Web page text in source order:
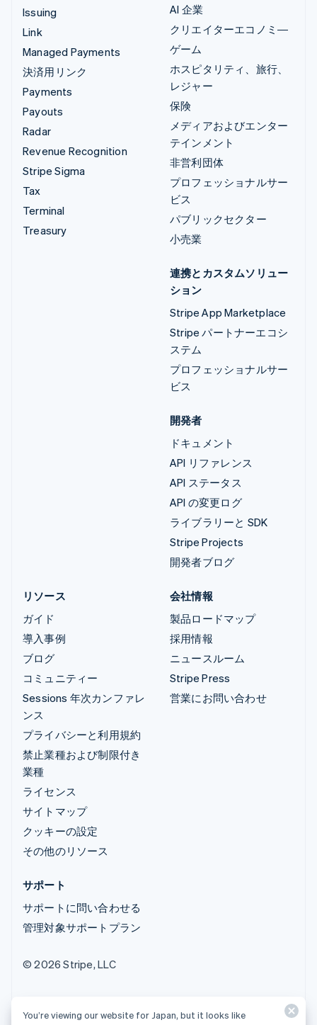
Issuing
Link
Managed Payments
決済用リンク
Payments
Payouts
Radar
Revenue Recognition
Stripe Sigma
Tax
Terminal
Treasury
AI 企業
クリエイターエコノミ―
ゲーム
ホスピタリティ、旅行、
レジャー
保険
メディアおよびエンター
テインメント
非営利団体
プロフェッショナルサー
ビス
パブリックセクター
小売業
連携とカスタムソリュー
ション
Stripe App Marketplace
Stripe パートナーエコシ
ステム
プロフェッショナルサー
ビス
開発者
ドキュメント
API リファレンス
API ステータス
API の変更ログ
ライブラリーと SDK
Stripe Projects
開発者ブログ
リソース
ガイド
導入事例
ブログ
コミュニティー
Sessions 年次カンファレ
ンス
プライバシーと利用規約
禁止業種および制限付き
業種
ライセンス
サイトマップ
クッキーの設定
その他のリソース
会社情報
製品ロードマップ
採用情報
ニュースルーム
Stripe Press
営業にお問い合わせ
サポート
サポートに問い合わせる
管理対象サポートプラン
© 2026 Stripe, LLC
You’re viewing our website for Japan, but it looks like